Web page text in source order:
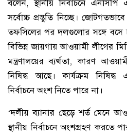
বলেন, স্থানীয় নির্বাচনে
সর্বোচ্চ প্রস্তুতি নিচ্ছে।
তফসিলের পর দলগুলোর সঙ্গে বসে
বিভিন্ন জায়গায় আওয়ামী লীগের
মন্ত্রণালয়ের ব্যর্থতা, কারণ
নিষিদ্ধ আছে। কার্যক্রম
নির্বাচনে অংশ নিতে পারে না।
‘দলীয় ব্যানার ছেড়ে শর্ত মেনে
স্থানীয় নির্বাচনে অংশগ্রহণ করতে